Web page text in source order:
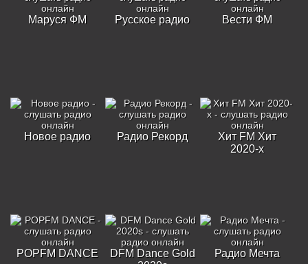
Маруся ФМ Русское радио Вести ФМ
Новое радио Радио Рекорд
Хит FM Хит
2020-х
POPFM DANCE
DFM Dance Gold
Радио Мечта